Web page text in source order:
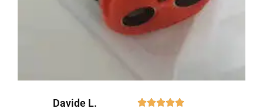
Davide L. 